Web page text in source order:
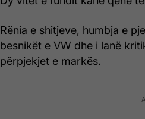
Rënia e shitjeve, humbja e
besnikët e VW dhe i lanë
përpjekjet e markës.